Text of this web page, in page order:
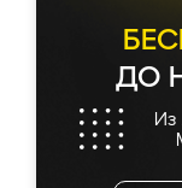
ДО
Из